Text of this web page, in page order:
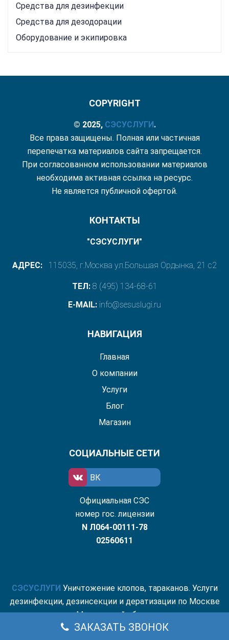
Средства для дезинфекции
Средства для дезодорации
Оборудование и экипировка
COPYRIGHT
© 2025, СЭСУСЛУГИ.
Все права защищены. Полная или частичная
перепечатка материалов сайта запрещается.
При согласованном использовании материалов
необходима активная ссылка на ресурс.
Не является публичной офертой.
КОНТАКТЫ
"СЭСУСЛУГИ"
АДРЕС: 115035, г.Москва ул.Большая Ордынка, 21 с2
ТЕЛ: 8 (495) 134-68-61
E-MAIL: info@sesuslugi.ru
НАВИГАЦИЯ
Главная
О компании
Услуги
Блог
Магазин
СОЦИАЛЬНЫЕ СЕТИ
ВК
Официальная СЭС
номер гос. лицензии
N Л064-00111-78
02560611
СЭСУСЛУГИ Уничтожение клопов, тараканов. Услуги
дезинфекции, дезинсекции и дератизации по Москве
и Московской области.
ЗАКАЗАТЬ ЗВОНОК